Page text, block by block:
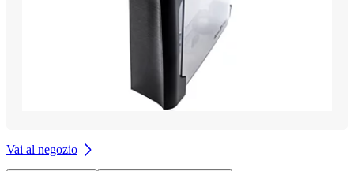
Vai al negozio